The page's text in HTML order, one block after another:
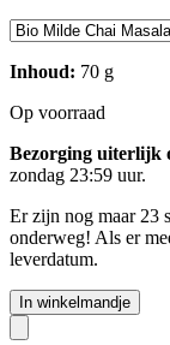
Inhoud: 70 g
Op voorraad
Bezorging uiterlijk
zondag 23:59 uur.
Er zijn nog maar 23
onderweg! Als er
leverdatum.
In winkelmandje